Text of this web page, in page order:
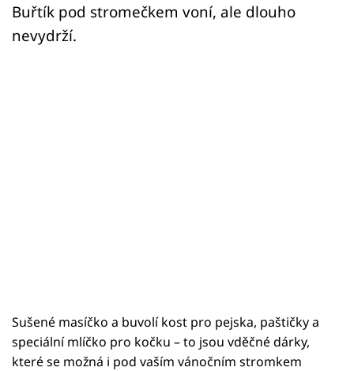
Buřtík pod stromečkem voní, ale dlouho
nevydrží.
Sušené masíčko a buvolí kost pro pejska, paštičky a
speciální mlíčko pro kočku – to jsou vděčné dárky,
které se možná i pod vaším vánočním stromkem